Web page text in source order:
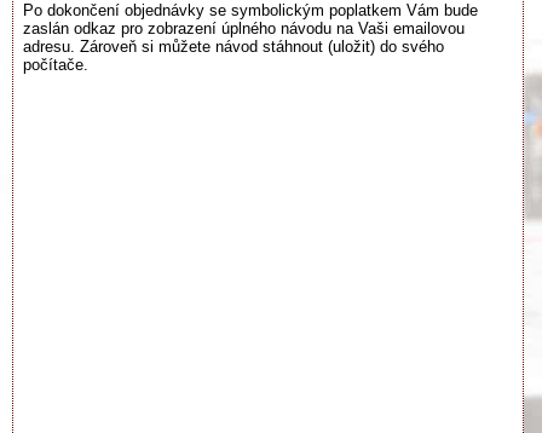
Po dokončení objednávky se symbolickým poplatkem Vám bude
zaslán odkaz pro zobrazení úplného návodu na Vaši emailovou
adresu. Zároveň si můžete návod stáhnout (uložit) do svého
počítače.